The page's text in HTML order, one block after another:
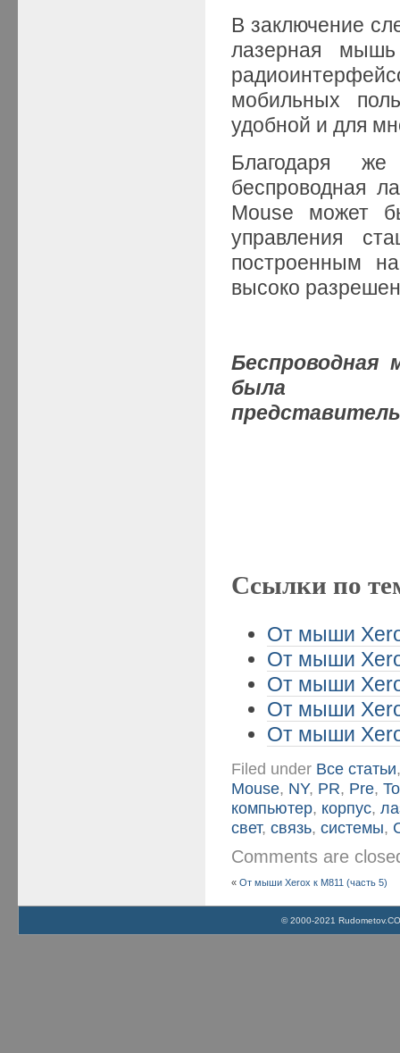
В заключение
лазерная
мобильных
удобной и для
Благодаря
беспроводная
Mouse может
управления
построенным
высоко
Беспроводная
была
Ссылки по
От мыши
От мыши
От мыши
От мыши
От мыши
Filed under Все статьи
Mouse, NY, PR, Pre,
компьютер, корпус,
свет,связь,системы,
Comments are
«От мыши Xerox к M811 (часть 5)
© 2000-2021